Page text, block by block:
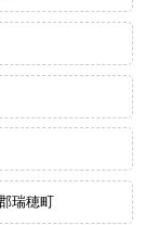
瑞穂町